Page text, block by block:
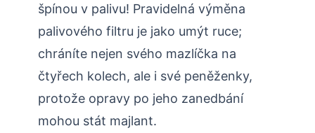
špínou v palivu! Pravidelná výměna
palivového filtru je jako umýt ruce;
chráníte nejen svého mazlíčka na
čtyřech kolech, ale i své peněženky,
protože opravy po jeho zanedbání
mohou stát majlant.